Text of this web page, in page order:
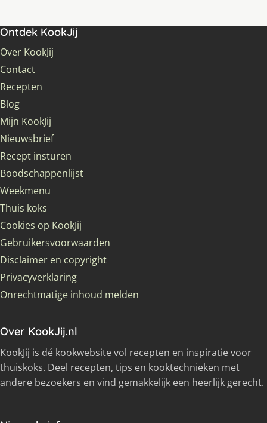
Ontdek KookJij
Over KookJij
Contact
Recepten
Blog
Mijn KookJij
Nieuwsbrief
Recept insturen
Boodschappenlijst
Weekmenu
Thuis koks
Cookies op KookJij
Gebruikersvoorwaarden
Disclaimer en copyright
Privacyverklaring
Onrechtmatige inhoud melden
Over KookJij.nl
KookJij is dé kookwebsite vol recepten en inspiratie voor
thuiskoks. Deel recepten, tips en kooktechnieken met
andere bezoekers en vind gemakkelijk een heerlijk gerecht.